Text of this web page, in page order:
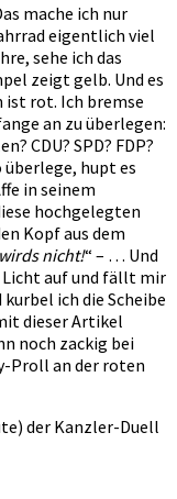
mache ich nur
eigentlich viel
sehe ich das
zeigt gelb. Und es
ist rot. Ich bremse
an zu überlegen:
CDU? SPD? FDP?
überlege, hupt es
in seinem
hochgelegten
Kopf aus dem
nicht!“ – … Und
auf und fällt mir
ich die Scheibe
dieser Artikel
noch zackig bei
Proll an der roten
der Kanzler-Duell